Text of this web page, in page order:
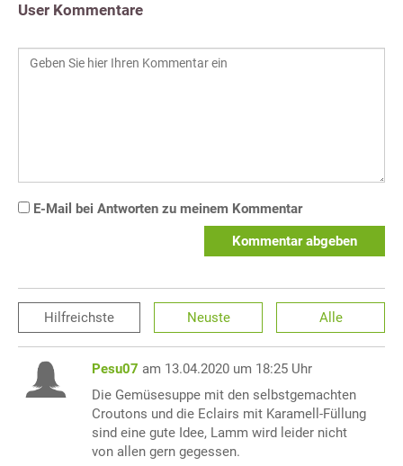
User Kommentare
E-Mail bei Antworten zu meinem Kommentar
Kommentar abgeben
Hilfreichste Neuste Alle
Pesu07 am 13.04.2020 um 18:25 Uhr
Die Gemüsesuppe mit den selbstgemachten
Croutons und die Eclairs mit Karamell-Füllung
sind eine gute Idee, Lamm wird leider nicht
von allen gern gegessen.